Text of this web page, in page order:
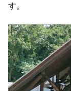
す。